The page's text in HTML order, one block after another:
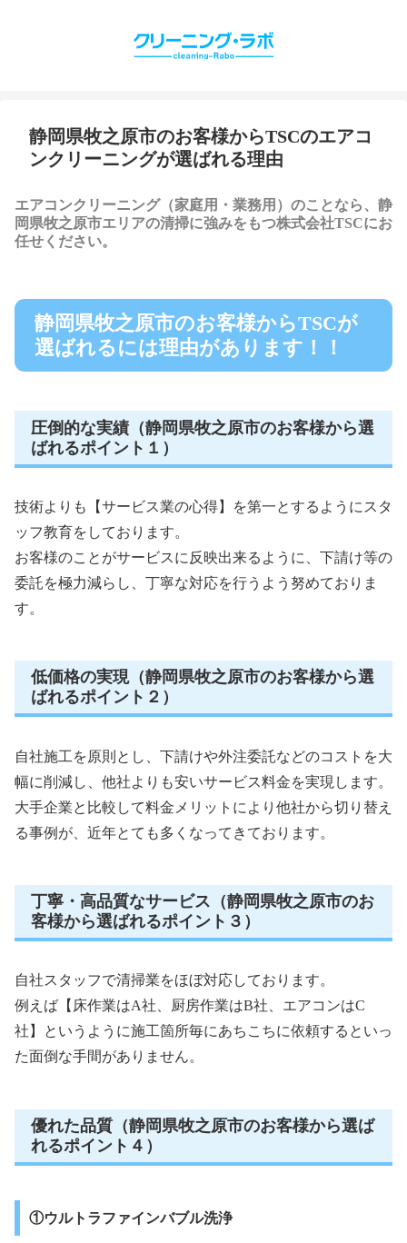
静岡県牧之原市のお客様からTSCのエアコ
ンクリーニングが選ばれる理由
エアコンクリーニング（家庭用・業務用）のことなら、静
岡県牧之原市エリアの清掃に強みをもつ株式会社TSCにお
任せください。
静岡県牧之原市のお客様からTSCが
選ばれるには理由があります！！
圧倒的な実績（静岡県牧之原市のお客様から選
ばれるポイント１）
技術よりも【サービス業の心得】を第一とするようにスタ
ッフ教育をしております。
お客様のことがサービスに反映出来るように、下請け等の
委託を極力減らし、丁寧な対応を行うよう努めておりま
す。
低価格の実現（静岡県牧之原市のお客様から選
ばれるポイント２）
自社施工を原則とし、下請けや外注委託などのコストを大
幅に削減し、他社よりも安いサービス料金を実現します。
大手企業と比較して料金メリットにより他社から切り替え
る事例が、近年とても多くなってきております。
丁寧・高品質なサービス（静岡県牧之原市のお
客様から選ばれるポイント３）
自社スタッフで清掃業をほぼ対応しております。
例えば【床作業はA社、厨房作業はB社、エアコンはC
社】というように施工箇所毎にあちこちに依頼するといっ
た面倒な手間がありません。
優れた品質（静岡県牧之原市のお客様から選ば
れるポイント４）
①ウルトラファインバブル洗浄